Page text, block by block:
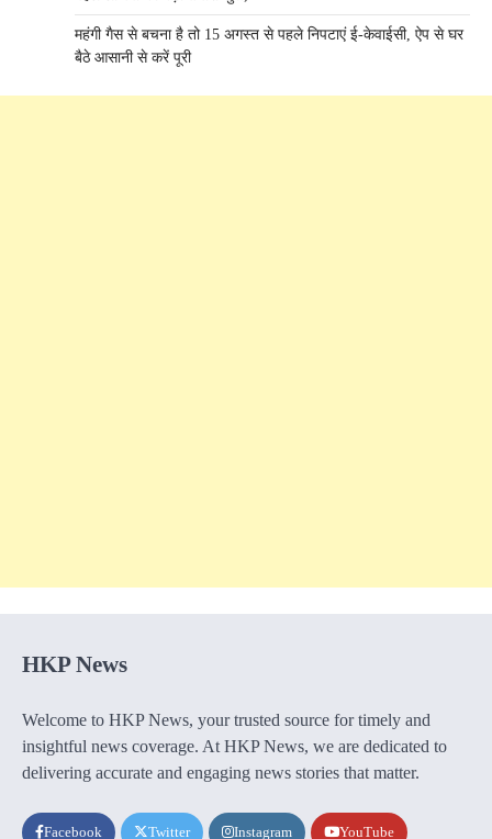
महंगी गैस से बचना है तो 15 अगस्त से पहले निपटाएं ई-केवाईसी, ऐप से घर
बैठे आसानी से करें पूरी
HKP News
Welcome to HKP News, your trusted source for timely and
insightful news coverage. At HKP News, we are dedicated to
delivering accurate and engaging news stories that matter.
Facebook Twitter Instagram YouTube